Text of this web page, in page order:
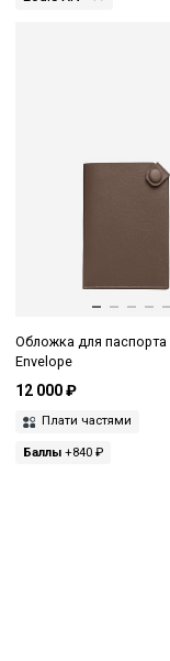
Обложка для паспорта
Envelope
12 000 ₽
Плати частями
Баллы +840 ₽